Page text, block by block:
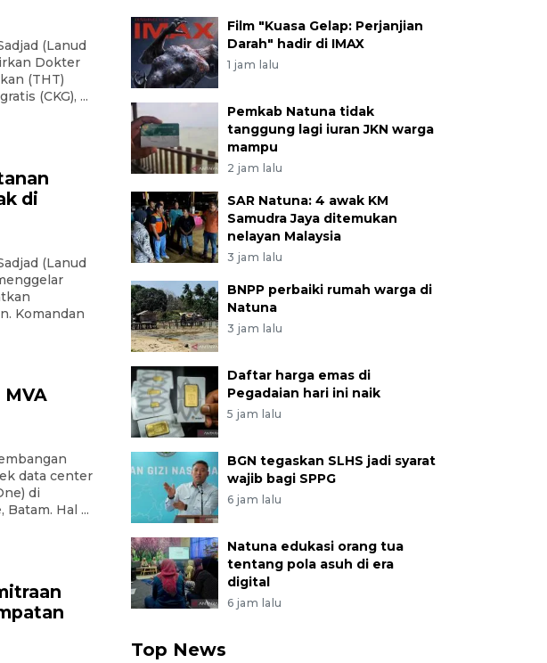
(Lanud
Dokter
(THT)
(CKG), ...
di
(Lanud
Komandan
MVA
data center
di
Hal ...
Film "Kuasa Gelap: Perjanjian
Darah" hadir di IMAX
1 jam lalu
Pemkab Natuna tidak
tanggung lagi iuran JKN warga
mampu
2 jam lalu
SAR Natuna: 4 awak KM
Samudra Jaya ditemukan
nelayan Malaysia
3 jam lalu
BNPP perbaiki rumah warga di
Natuna
3 jam lalu
Daftar harga emas di
Pegadaian hari ini naik
5 jam lalu
BGN tegaskan SLHS jadi syarat
wajib bagi SPPG
6 jam lalu
Natuna edukasi orang tua
tentang pola asuh di era
digital
6 jam lalu
Top News